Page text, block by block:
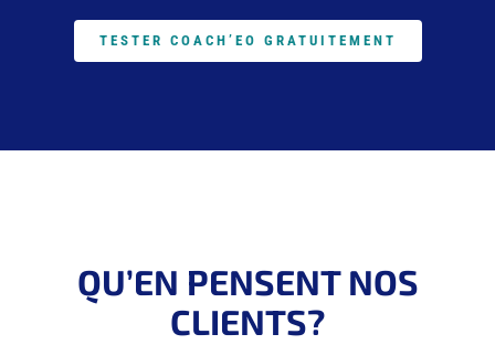
TESTER COACH’EO GRATUITEMENT
QU’EN PENSENT NOS
CLIENTS?